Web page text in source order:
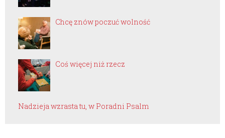
Chcę znów poczuć wolność
Coś więcej niż rzecz
Nadzieja wzrasta tu, w Poradni Psalm